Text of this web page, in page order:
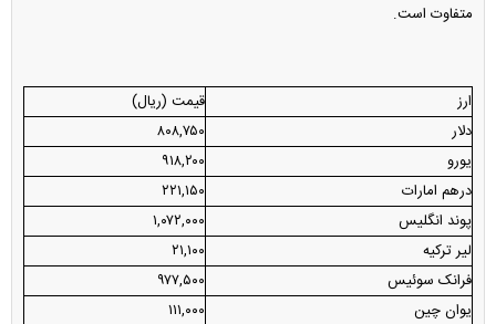
متفاوت است.
ارز
قیمت (ریال)
دلار
۸۰۸,۷۵۰
یورو
۹۱۸,۲۰۰
درهم امارات
۲۲۱,۱۵۰
پوند انگلیس
۱,۰۷۲,۰۰۰
لیر ترکیه
۲۱,۱۰۰
فرانک سوئیس
۹۷۷,۵۰۰
یوان چین
۱۱۱,۰۰۰